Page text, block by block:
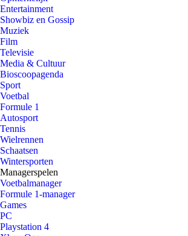
Entertainment
Showbiz en Gossip
Muziek
Film
Televisie
Media & Cultuur
Bioscoopagenda
Sport
Voetbal
Formule 1
Autosport
Tennis
Wielrennen
Schaatsen
Wintersporten
Managerspelen
Voetbalmanager
Formule 1-manager
Games
PC
Playstation 4